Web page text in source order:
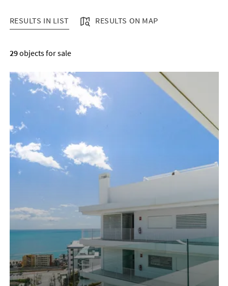
RESULTS IN LIST RESULTS ON MAP
29objects for sale